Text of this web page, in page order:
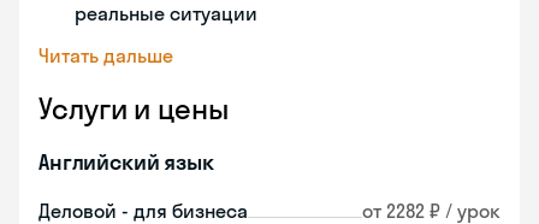
реальные ситуации
Читать дальше
Услуги и цены
Английский язык
Деловой - для бизнеса от 2282 ₽ / урок